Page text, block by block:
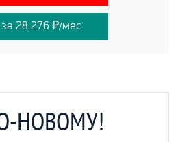
за 28 276 ₽/мес
НОВОМУ!